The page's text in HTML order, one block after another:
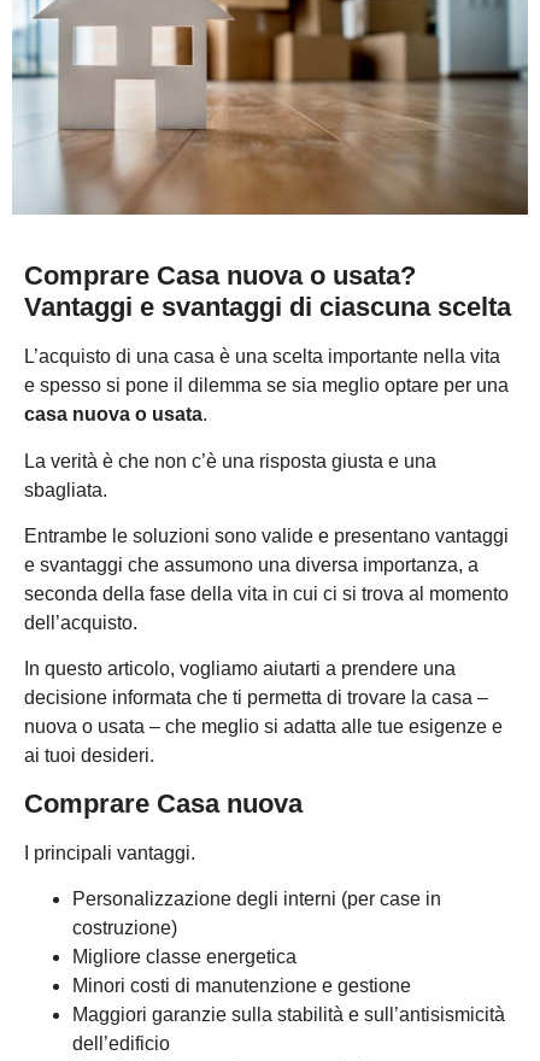
Comprare Casa nuova o usata?
Vantaggi e svantaggi di ciascuna scelta
L’acquisto di una casa è una scelta importante nella vita
e spesso si pone il dilemma se sia meglio optare per una
casa nuova o usata.
La verità è che non c’è una risposta giusta e una
sbagliata.
Entrambe le soluzioni sono valide e presentano vantaggi
e svantaggi che assumono una diversa importanza, a
seconda della fase della vita in cui ci si trova al momento
dell’acquisto.
In questo articolo, vogliamo aiutarti a prendere una
decisione informata che ti permetta di trovare la casa –
nuova o usata – che meglio si adatta alle tue esigenze e
ai tuoi desideri.
Comprare Casa nuova
I principali vantaggi.
Personalizzazione degli interni (per case in
costruzione)
Migliore classe energetica
Minori costi di manutenzione e gestione
Maggiori garanzie sulla stabilità e sull’antisismicità
dell’edificio